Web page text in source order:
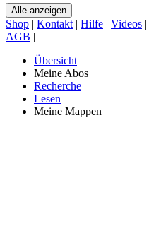
Alle anzeigen
Shop | Kontakt | Hilfe | Videos |
AGB |
Übersicht
Meine Abos
Recherche
Lesen
Meine Mappen